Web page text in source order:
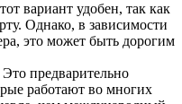
вариант удобен, так как
Однако, в зависимости
это может быть дорогим
предварительно
работают во многих